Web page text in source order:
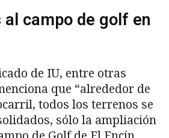
campo de golf en
de IU, entre otras
que “alrededor de
todos los terrenos se
sólo la ampliación